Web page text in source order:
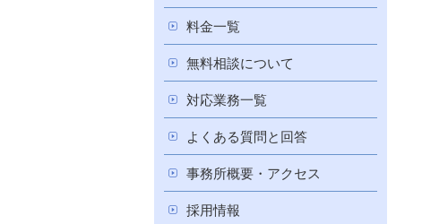
料金一覧
無料相談について
対応業務一覧
よくある質問と回答
事務所概要・アクセス
採用情報